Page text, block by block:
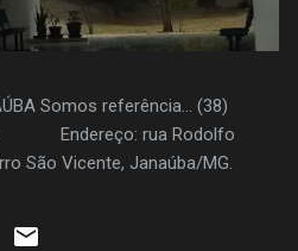
Somos referência... (38)
Endereço: rua Rodolfo
São Vicente, Janaúba/MG.